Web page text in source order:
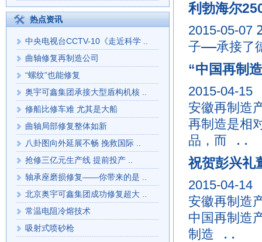
热点资讯
中央电视台CCTV-10《走近科学 ..
曲轴修复再制造公司
“螺纹”也能修复
奥宇可鑫集团承接大型盾构机核 ..
修船比修车难 尤其是大船
曲轴局部修复整体如新
八卦图向外延展不畅 挽救国际 ..
抢修三亿元生产线 提前投产 ..
轴承座磨损修复——你带来的是 ..
北京奥宇可鑫集团成功修复超大 ..
常温电阻冷熔技术
吸射式喷砂枪
利勃海尔
2015-05-07
子——承接了
“中国再制
2015-04-15
安徽再制造
再制造是相
品，而 ..
祝贺彭兴礼
2015-04-14
安徽再制造
中国再制造
制造 ..